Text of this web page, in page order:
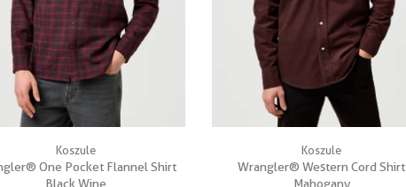
Szybki podgląd
Koszule
One Pocket Flannel Shirt
Black Wine
Szybki podgląd
Koszule
Wrangler® Western Cord Shirt
Mahogany